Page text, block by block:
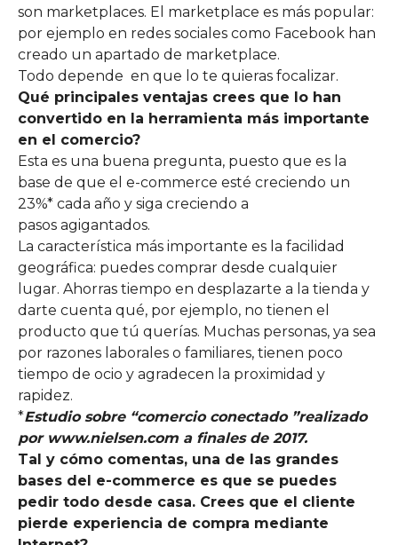
son marketplaces. El marketplace es más popular:
por ejemplo en redes sociales como Facebook han
creado un apartado de marketplace.
Todo depende en que lo te quieras focalizar.
Qué principales ventajas crees que lo han
convertido en la herramienta más importante
en el comercio?
Esta es una buena pregunta, puesto que es la
base de que el e-commerce esté creciendo un
23%* cada año y siga creciendo a
pasos agigantados.
La característica más importante es la facilidad
geográfica: puedes comprar desde cualquier
lugar. Ahorras tiempo en desplazarte a la tienda y
darte cuenta qué, por ejemplo, no tienen el
producto que tú querías. Muchas personas, ya sea
por razones laborales o familiares, tienen poco
tiempo de ocio y agradecen la proximidad y
rapidez.
*Estudiosobre “comercio conectado ”realizado
por www.nielsen.com a finales de 2017.
Tal y cómo comentas, una de las grandes
bases del e-commerce es que se puedes
pedir todo desde casa. Crees que el cliente
pierde experiencia de compra mediante